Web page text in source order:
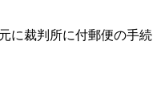
に裁判所に付郵便の手続